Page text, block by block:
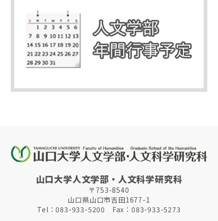
山口大学人文学部・人文科学研究科
〒753-8540
山口県山口市吉田1677-1
Tel：083-933-5200 Fax：083-933-5273